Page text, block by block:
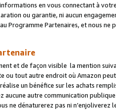
en vous connectant à
ou garantie, ni aucun
Programme Partenaires, et nous
et de façon visible la mention
ou tout autre endroit où Amazon
un bénéfice sur les achats
aucune autre communication
ne dénaturerez pas ni